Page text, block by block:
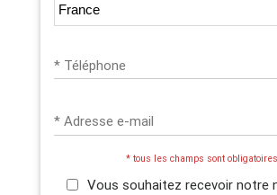
* Téléphone
* Adresse e-mail
* tous les champs sont obligatoires
Vous souhaitez recevoir notre